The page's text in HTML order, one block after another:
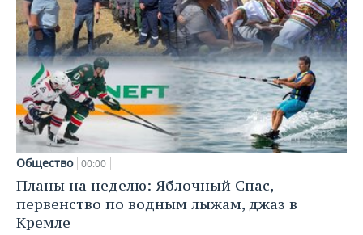
Общество 00:00
Планы на неделю: Яблочный Спас,
первенство по водным лыжам, джаз в
Кремле